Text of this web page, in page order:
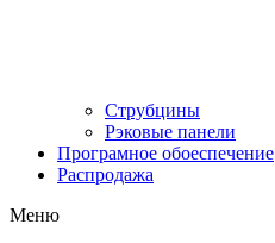
Струбцины
Рэковые панели
Програмное обоеспечение
Распродажа
Меню